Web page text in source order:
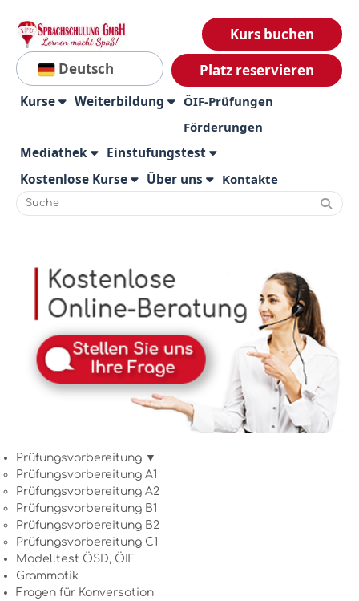
Deutsch
Kurs buchen
Platz reservieren
Kurse Weiterbildung
ÖIF-Prüfungen
Förderungen
Mediathek
Einstufungstest
Kostenlose Kurse
Über uns Kontakte
Prüfungsvorbereitung ▼
Prüfungsvorbereitung A1
Prüfungsvorbereitung A2
Prüfungsvorbereitung B1
Prüfungsvorbereitung B2
Prüfungsvorbereitung C1
Modelltest ÖSD, ÖIF
Grammatik
Fragen für Konversation